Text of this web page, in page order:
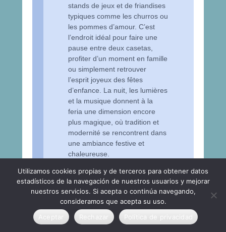
stands de jeux et de friandises
typiques comme les churros ou
les pommes d’amour. C’est
l’endroit idéal pour faire une
pause entre deux casetas,
profiter d’un moment en famille
ou simplement retrouver
l’esprit joyeux des fêtes
d’enfance. La nuit, les lumières
et la musique donnent à la
feria une dimension encore
plus magique, où tradition et
modernité se rencontrent dans
une ambiance festive et
chaleureuse.
La Feria de Córdoba est bien plus
qu’une simple fête : c’est une
immersion totale dans la culture
andalouse, où traditions, convivialité
et joie de vivre se mêlent à chaque
Utilizamos cookies propias y de terceros para obtener datos
estadísticos de la navegación de nuestros usuarios y mejorar
nuestros servicios. Si acepta o continúa navegando,
consideramos que acepta su uso.
Aceptar
Rechazar Política de privacidad